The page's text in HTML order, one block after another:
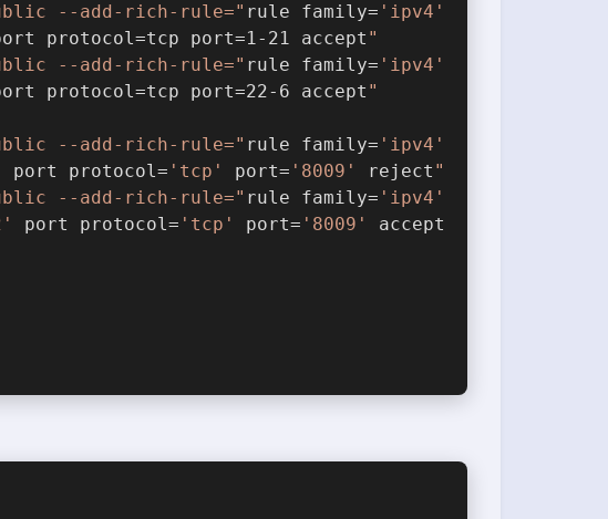
--add-rich-rule=" rule family= 'ipv4'
protocol=tcp port=1-21 accept "
--add-rich-rule=" rule family= 'ipv4'
protocol=tcp port=22-6 accept "
--add-rich-rule=" rule family= 'ipv4'
port protocol= 'tcp' port= '8009' reject "
--add-rich-rule=" rule family= 'ipv4'
port protocol= 'tcp' port= '8009'
accept